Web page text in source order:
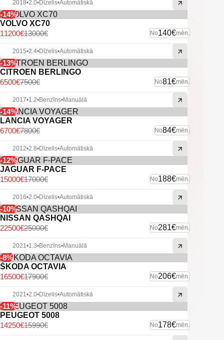
2018•2.0•Dīzelis•Automātiskā
-14%
VOLVO XC70
No140€mēn.
13000€
11200€
2015•2.4•Dīzelis•Automātiskā
-13%
CITROEN BERLINGO
No81€mēn.
7500€
6500€
2017•1.2•Benzīns•Manuālā
-14%
LANCIA VOYAGER
No84€mēn.
7800€
6700€
2012•2.8•Dīzelis•Automātiskā
-12%
JAGUAR F-PACE
No188€mēn.
17000€
15000€
2016•2.0•Dīzelis•Automātiskā
-10%
NISSAN QASHQAI
No281€mēn.
25000€
22500€
2021•1.3•Benzīns•Manuālā
-8%
ŠKODA OCTAVIA
No206€mēn.
17900€
16500€
2021•2.0•Dīzelis•Automātiskā
-11%
PEUGEOT 5008
No178€mēn.
15990€
14250€